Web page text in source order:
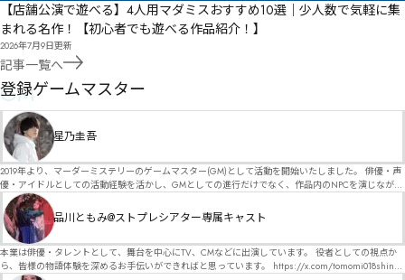
【店舗公演で遊べる】4人用マダミスおすすめ10選｜少人数で気軽に集
まれる名作！【初心者でも遊べる作品紹介！】
2026年7月9日更新
記事一覧へ
GM
登録ゲームマスター
星乃圭吾
2019年より、マーダーミステリーのゲームマスター(GM)として活動を開始いたしました。 俳優・声
優・アイドルとしての活動経験を活かし、GMとしての進行だけでなく、作品内のNPCを演じなが
ら、お客様に物語の世界へ入り込んでいただくような演出・サービスを得意としています。 自分自
身でも作品制作を行っているので、作家さんが作品に込めた想いや意図を大切にしながら、その作
品の魅力をお客様に届けられるような公演を心がけています。 参加してくださる皆様がどんなエン
ディングを迎えるのか、どんな物語が生まれるのかを想像しながら、公演を進めていく時間が本当
に大好きです！ 対応可能作品は、オフライン（対面）作品のみとなります。 得意分野をひとつ挙げ
るなら恋愛もの（恋愛要素を含むシナリオ）ですが、ファンタジー、デスゲーム、青春ものなど、
品川ともみ@ストプレシアター専属キャスト
本業は俳優・タレントとして、舞台を中心にTV、CMなどに出演しています。 役者としての視点か
ら、皆様の物語体験を深めるお手伝いができればと思っています。 https://x.com/tomomi018shin?